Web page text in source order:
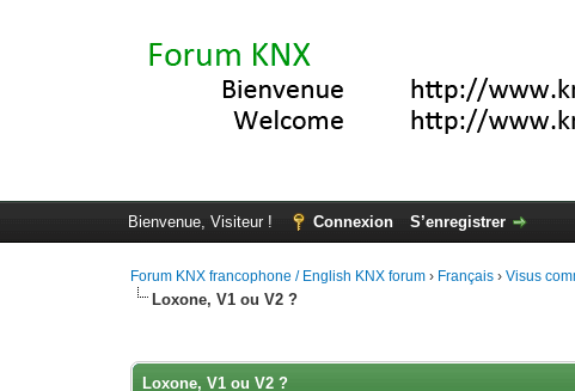
Bienvenue, Visiteur ! Connexion S’enregistrer
Forum KNX francophone / English KNX forum › Français ›Visus
Loxone, V1 ou V2 ?
Loxone, V1 ou V2 ?